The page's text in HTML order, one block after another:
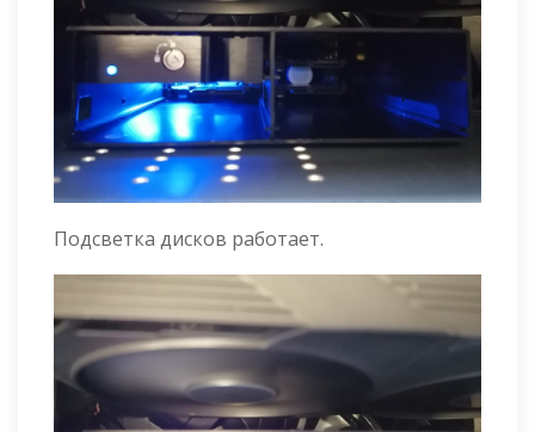
Подсветка дисков работает.